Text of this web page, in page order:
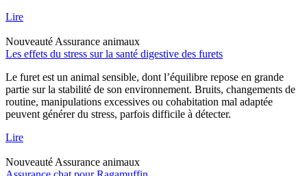
Lire
Nouveauté Assurance animaux
Les effets du stress sur la santé digestive des furets
Le furet est un animal sensible, dont l’équilibre repose en grande
partie sur la stabilité de son environnement. Bruits, changements de
routine, manipulations excessives ou cohabitation mal adaptée
peuvent générer du stress, parfois difficile à détecter.
Lire
Nouveauté Assurance animaux